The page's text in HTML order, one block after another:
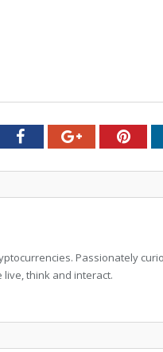
FacebookGoogle+
Passionately
live, think and interact.